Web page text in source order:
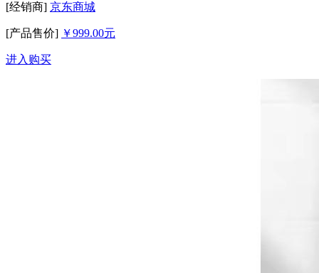
[经销商] 京东商城
[产品售价] ￥999.00元
进入购买